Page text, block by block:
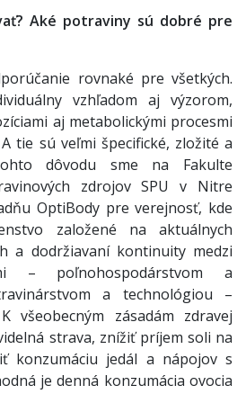
Aké potraviny sú dobré pre
rovnaké pre všetkých.
vzhľadom aj výzorom,
aj metabolickými procesmi
tie sú veľmi špecifické, zložité a
dôvodu sme na Fakulte
zdrojov SPU v Nitre
OptiBody pre verejnosť, kde
založené na aktuálnych
a dodržiavaní kontinuity medzi
– poľnohospodárstvom a
a technológiou –
všeobecným zásadám zdravej
strava, znížiť príjem soli na
konzumáciu jedál a nápojov s
je denná konzumácia ovocia